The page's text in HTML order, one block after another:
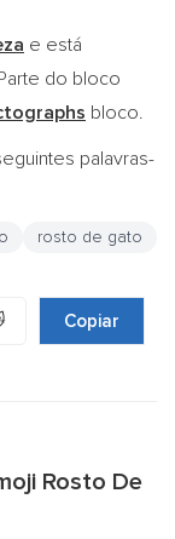
e está
do bloco
bloco.
palavras-
rosto de gato
Copiar
Rosto De